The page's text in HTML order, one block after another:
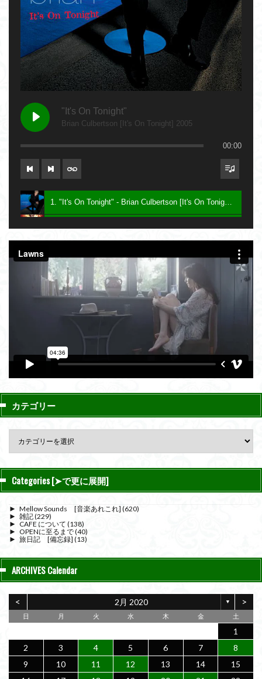
"It's On Tonight"
Brian Culbertson [It's On Tonight] 2005
00:00
1. "It's On Tonight" - Brian Culbertson [It's On Tonight] 2005
カテゴリー
Categories [➤で更に展開]
► Mellow Sounds [音楽あれこれ] (620)
► 雑記(229)
► CAFE について (138)
► OPENに至るまで(40)
► 旅日記 [備忘録] (13)
ARCHIVES Calendar
< 2月 2020 ▼ >
日 月 火 水 木 金 土
1
2
3 4 5 6 7
8
9
10 11 12 13 14
15